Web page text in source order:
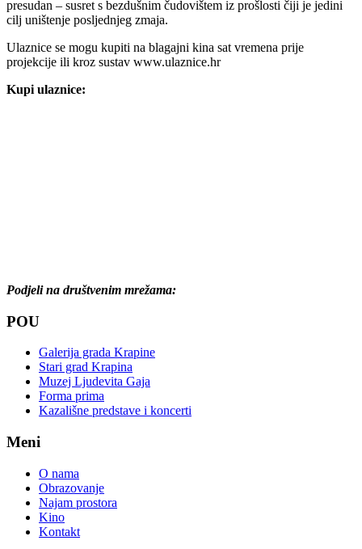
presudan – susret s bezdušnim čudovištem iz prošlosti čiji je jedini
cilj uništenje posljednjeg zmaja.
Ulaznice se mogu kupiti na blagajni kina sat vremena prije
projekcije ili kroz sustav www.ulaznice.hr
Kupi ulaznice:
Podjeli na društvenim mrežama:
POU
Galerija grada Krapine
Stari grad Krapina
Muzej Ljudevita Gaja
Forma prima
Kazališne predstave i koncerti
Meni
O nama
Obrazovanje
Najam prostora
Kino
Kontakt